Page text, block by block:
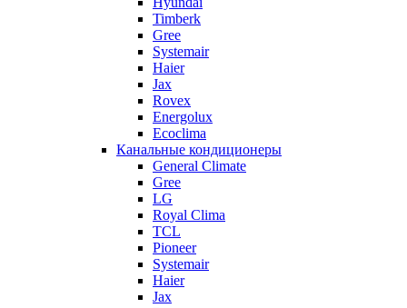
Timberk
Gree
Systemair
Haier
Jax
Rovex
Energolux
Ecoclima
Канальные кондиционеры
General Climate
Gree
LG
Royal Clima
TCL
Pioneer
Systemair
Haier
Jax